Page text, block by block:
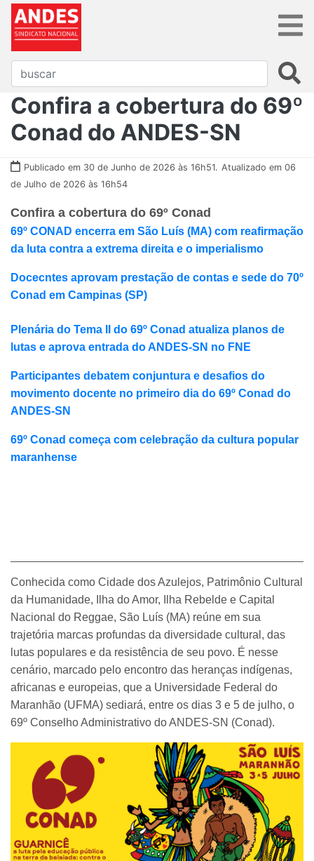
Confira a cobertura do 69º
Conad do ANDES-SN
Publicado em 30 de Junho de 2026 às 16h51. Atualizado em 06
de Julho de 2026 às 16h54
Confira a cobertura do 69º Conad
69º CONAD encerra em São Luís (MA) com reafirmação
da luta contra a extrema direita e o imperialismo
Docecntes aprovam prestação de contas e sede do 70º
Conad em Campinas (SP)
Plenária do Tema II do 69º Conad atualiza planos de
lutas e aprova entrada do ANDES-SN no FNE
Participantes debatem conjuntura e desafios do
movimento docente no primeiro dia do 69º Conad do
ANDES-SN
69º Conad começa com celebração da cultura popular
maranhense
Conhecida como Cidade dos Azulejos, Patrimônio Cultural
da Humanidade, Ilha do Amor, Ilha Rebelde e Capital
Nacional do Reggae, São Luís (MA) reúne em sua
trajetória marcas profundas da diversidade cultural, das
lutas populares e da resistência de seu povo. É nesse
cenário, marcado pelo encontro das heranças indígenas,
africanas e europeias, que a Universidade Federal do
Maranhão (UFMA) sediará, entre os dias 3 e 5 de julho, o
69º Conselho Administrativo do ANDES-SN (Conad).